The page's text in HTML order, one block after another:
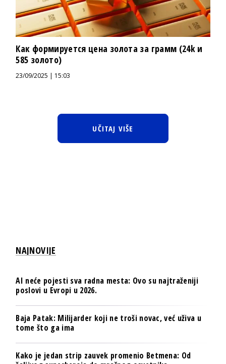
Как формируется цена золота за грамм (24k и
585 золото)
23/09/2025 | 15:03
UČITAJ VIŠE
NAJNOVIJE
AI neće pojesti sva radna mesta: Ovo su najtraženiji
poslovi u Evropi u 2026.
Baja Patak: Milijarder koji ne troši novac, već uživa u
tome što ga ima
Kako je jedan strip zauvek promenio Betmena: Od